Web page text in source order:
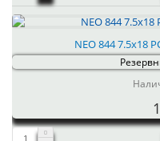
NEO 844 7.5x18